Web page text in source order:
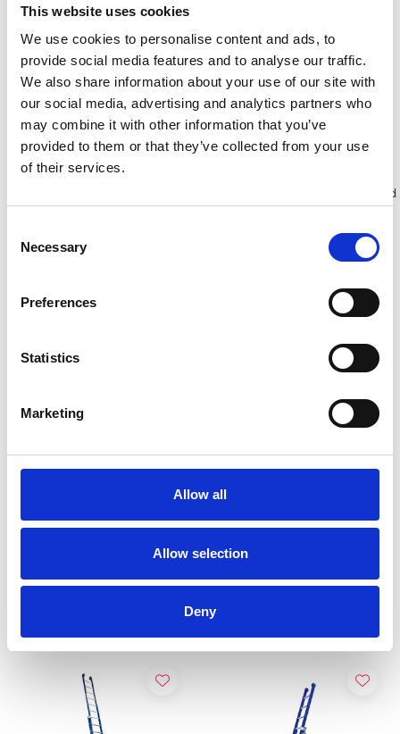
This website uses cookies
We use cookies to personalise content and ads, to
provide social media features and to analyse our traffic.
We also share information about your use of our site with
our social media, advertising and analytics partners who
may combine it with other information that you’ve
provided to them or that they’ve collected from your use
of their services.
Selection
Necessary
Preferences
Statistics
Marketing
Allow all
Allow selection
Deny
sporten met
€433,00 €481,09
Excl.
Btw
Bekijk product
€391,00 €415,53
Excl.
Btw
Bekijk product
klanten
Gratis verzending in Nederland
en België
ASC XD ladder 2x14
stabilisatiebalk
ASC Premium ladder 2x16
sporten
Btw